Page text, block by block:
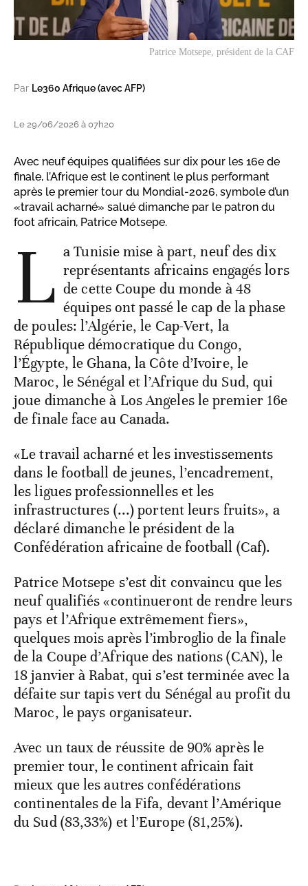
Patrice Motsepe, président de la CAF
Par Le360 Afrique (avec AFP)
Le 29/06/2026 à 07h20
Avec neuf équipes qualifiées sur dix pour les 16e de
finale, l’Afrique est le continent le plus performant
après le premier tour du Mondial-2026, symbole d’un
«travail acharné» salué dimanche par le patron du
foot africain, Patrice Motsepe.
L a Tunisie mise à part, neuf des dix
représentants africains engagés lors
de cette Coupe du monde à 48
équipes ont passé le cap de la phase
de poules: l’Algérie, le Cap-Vert, la
République démocratique du Congo,
l’Égypte, le Ghana, la Côte d’Ivoire, le
Maroc, le Sénégal et l’Afrique du Sud, qui
joue dimanche à Los Angeles le premier 16e
de finale face au Canada.
«Le travail acharné et les investissements
dans le football de jeunes, l’encadrement,
les ligues professionnelles et les
infrastructures (...) portent leurs fruits», a
déclaré dimanche le président de la
Confédération africaine de football (Caf).
Patrice Motsepe s’est dit convaincu que les
neuf qualifiés «continueront de rendre leurs
pays et l’Afrique extrêmement fiers»,
quelques mois après l’imbroglio de la finale
de la Coupe d’Afrique des nations (CAN), le
18 janvier à Rabat, qui s’est terminée avec la
défaite sur tapis vert du Sénégal au profit du
Maroc, le pays organisateur.
Avec un taux de réussite de 90% après le
premier tour, le continent africain fait
mieux que les autres confédérations
continentales de la Fifa, devant l’Amérique
du Sud (83,33%) et l’Europe (81,25%).